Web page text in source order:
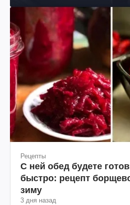
Рецепты
С ней обед будете
быстро: рецепт
зиму
3 дня назад